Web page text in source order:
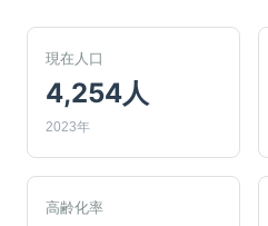
現在人口
4,254人
2023年
高齢化率